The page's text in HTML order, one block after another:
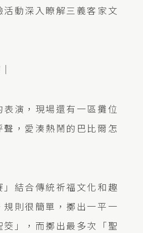
活動深入瞭解三義客家文
表演，現場還有一區攤位
聲，愛湊熱鬧的巴比爾怎
」結合傳統祈福文化和趣
規則很簡單，擲出一平一
筊」，而擲出最多次「聖